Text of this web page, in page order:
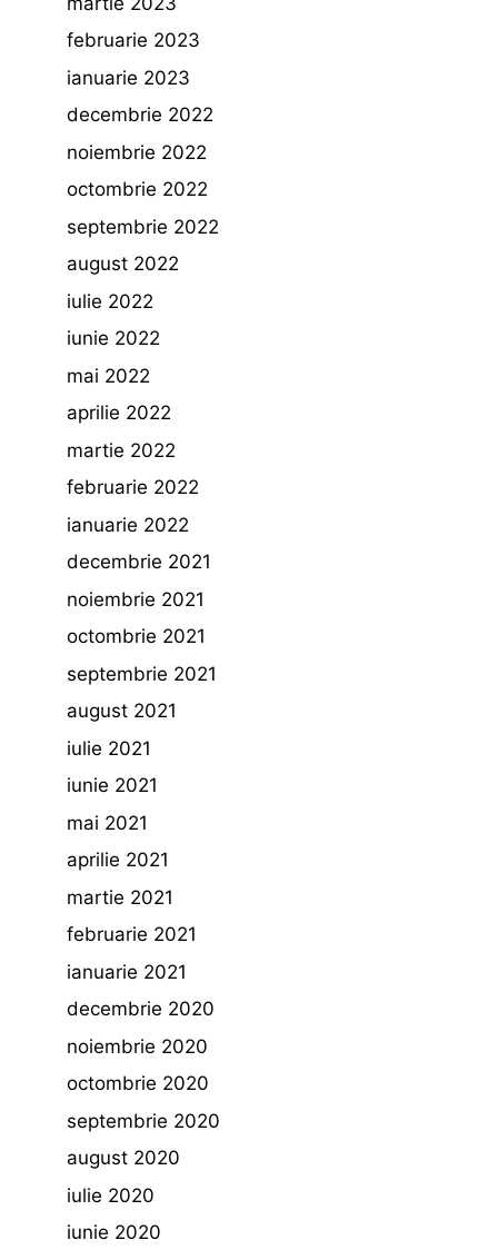
februarie 2023
ianuarie 2023
decembrie 2022
noiembrie 2022
octombrie 2022
septembrie 2022
august 2022
iulie 2022
iunie 2022
mai 2022
aprilie 2022
martie 2022
februarie 2022
ianuarie 2022
decembrie 2021
noiembrie 2021
octombrie 2021
septembrie 2021
august 2021
iulie 2021
iunie 2021
mai 2021
aprilie 2021
martie 2021
februarie 2021
ianuarie 2021
decembrie 2020
noiembrie 2020
octombrie 2020
septembrie 2020
august 2020
iulie 2020
iunie 2020